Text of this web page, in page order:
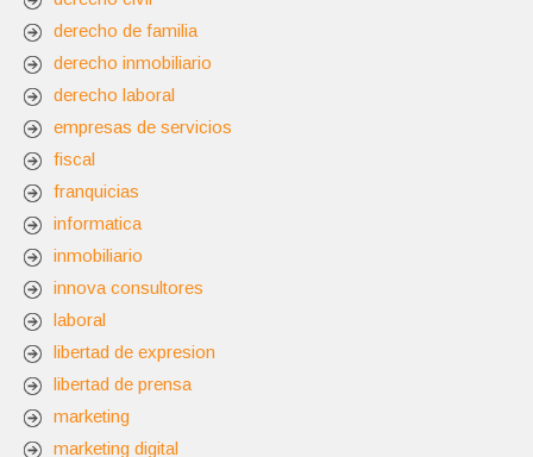
derecho de familia
derecho inmobiliario
derecho laboral
empresas de servicios
fiscal
franquicias
informatica
inmobiliario
innova consultores
laboral
libertad de expresion
libertad de prensa
marketing
marketing digital